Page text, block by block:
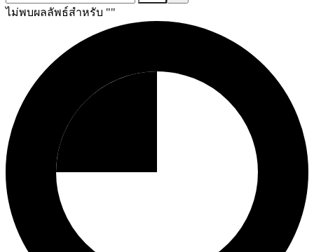
ไม่พบผลลัพธ์สำหรับ ""